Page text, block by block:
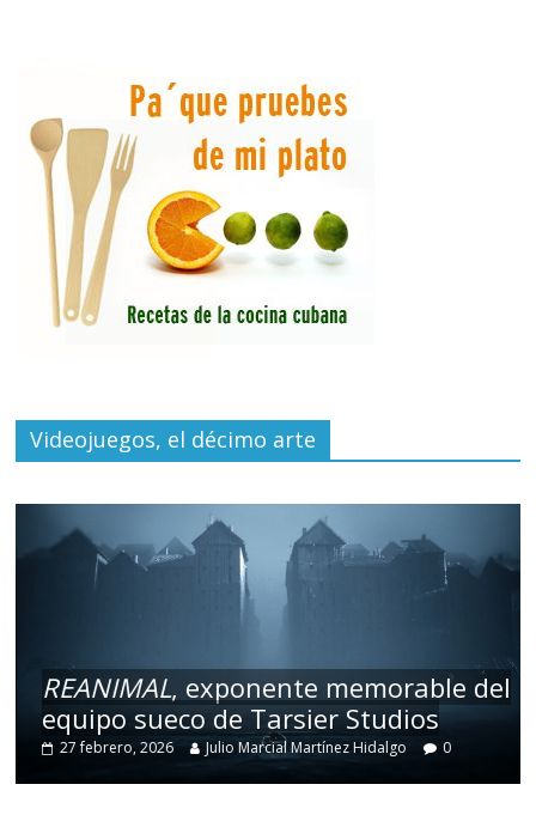
Videojuegos, el décimo arte
REANIMAL, exponente memorable del
equipo sueco de Tarsier Studios
27 febrero, 2026 Julio Marcial Martínez Hidalgo 0